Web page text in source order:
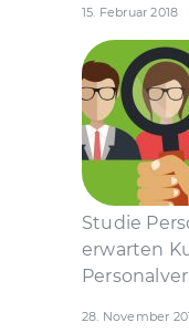
15. Februar 2018
Studie
erwarten
28. November